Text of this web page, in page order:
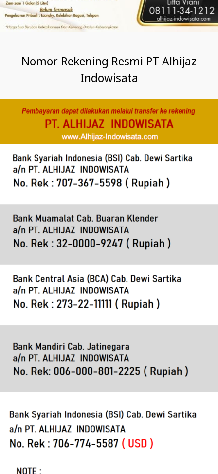
Nomor Rekening Resmi PT Alhijaz
Indowisata